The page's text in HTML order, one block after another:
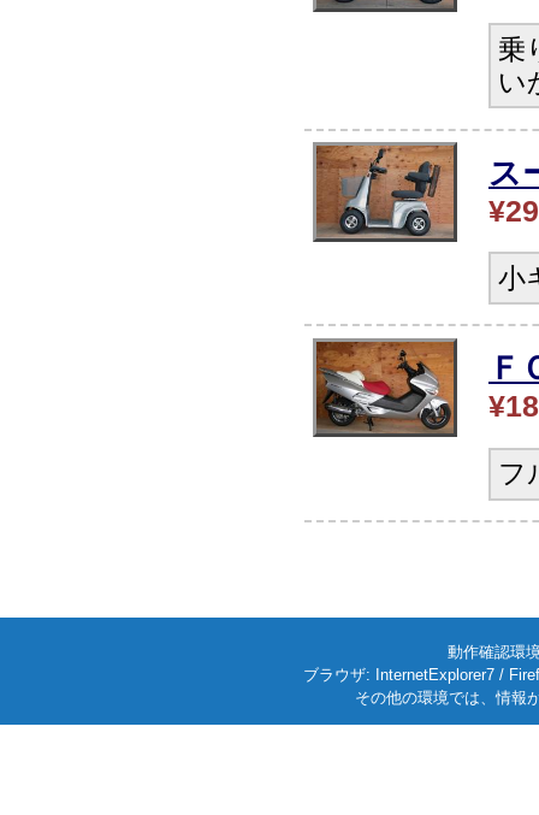
乗
い
ス
小
Ｆ
フ
動作確認環
ブラウザ: InternetExplorer7 /
その他の環境では、情報